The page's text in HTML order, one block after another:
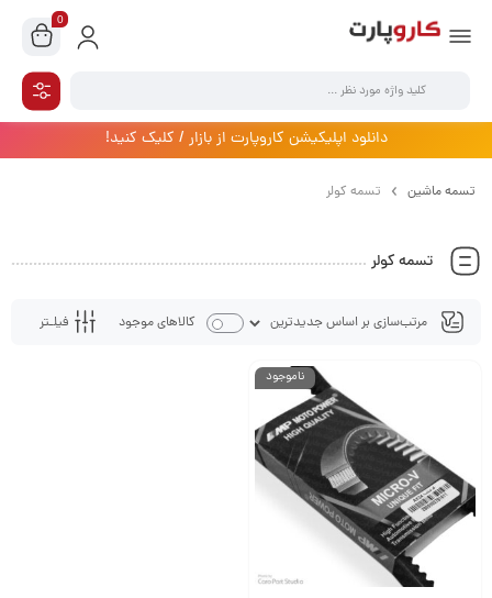
0
دانلود اپلیکیشن کاروپارت از بازار / کلیک کنید!
تسمه ماشین تسمه کولر
تسمه کولر
فیلـتر کالاهای موجود
ناموجود